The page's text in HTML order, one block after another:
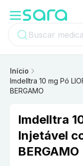
Início
Imdelltra 10 mg Pó
BERGAMO
Imdelltra
Injetável
BERGAMO